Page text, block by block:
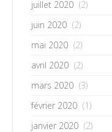
juillet 2020 (2)
juin 2020 (2)
mai 2020 (2)
avril 2020 (2)
mars 2020 (3)
février 2020 (1)
janvier 2020 (2)